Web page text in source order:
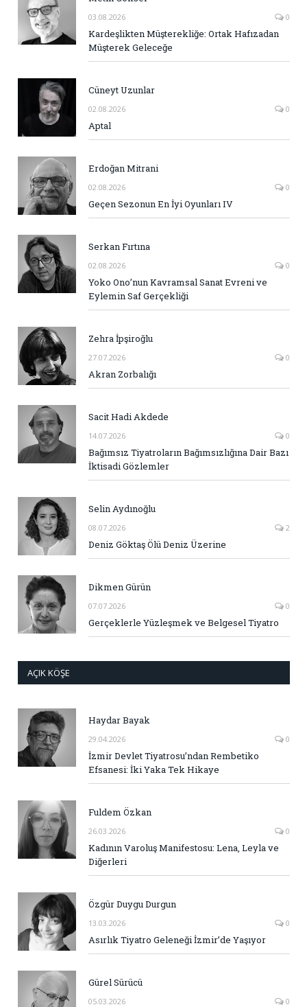
03.08.2026 0
Kardeşlikten Müşterekliğe: Ortak Hafızadan
Müşterek Geleceğe
Cüneyt Uzunlar
02.08.2026 0
Aptal
Erdoğan Mitrani
02.08.2026 0
Geçen Sezonun En İyi Oyunları IV
Serkan Fırtına
02.08.2026 0
Yoko Ono’nun Kavramsal Sanat Evreni ve
Eylemin Saf Gerçekliği
Zehra İpşiroğlu
27.07.2026 0
Akran Zorbalığı
Sacit Hadi Akdede
14.07.2026 0
Bağımsız Tiyatroların Bağımsızlığına Dair Bazı
İktisadi Gözlemler
Selin Aydınoğlu
08.07.2026 2
Deniz Göktaş Ölü Deniz Üzerine
Dikmen Gürün
07.07.2026 0
Gerçeklerle Yüzleşmek ve Belgesel Tiyatro
AÇIK KÖŞE
Haydar Bayak
29.04.2026 0
İzmir Devlet Tiyatrosu’ndan Rembetiko
Efsanesi: İki Yaka Tek Hikaye
Fuldem Özkan
26.03.2026 0
Kadının Varoluş Manifestosu: Lena, Leyla ve
Diğerleri
Özgür Duygu Durgun
13.03.2026 0
Asırlık Tiyatro Geleneği İzmir’de Yaşıyor
Gürel Sürücü
05.03.2026 0